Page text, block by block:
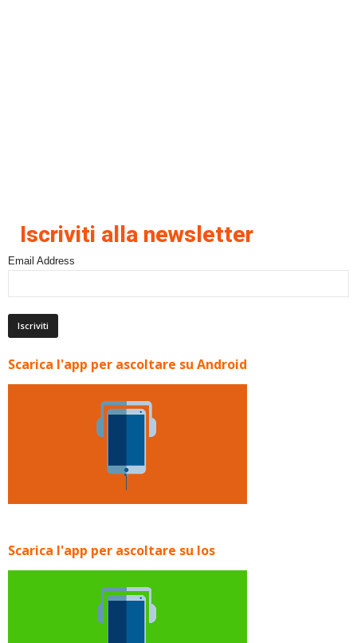
Iscriviti alla newsletter
Email Address
Scarica l'app per ascoltare su Android
Scarica l'app per ascoltare su Ios